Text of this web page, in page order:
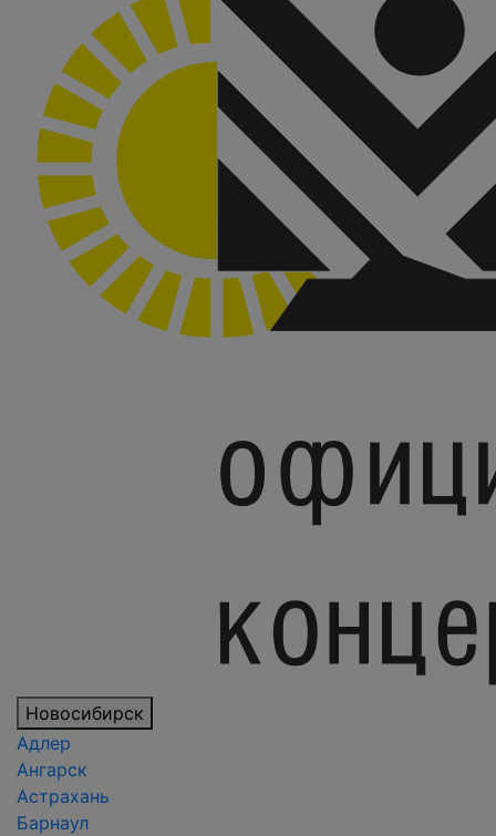
Новосибирск
Адлер
Ангарск
Астрахань
Барнаул